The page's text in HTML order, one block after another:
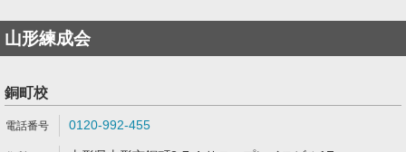
山形練成会
銅町校
0120-992-455